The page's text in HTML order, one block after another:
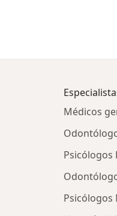
Médicos
Psicólogos
Psicólogos